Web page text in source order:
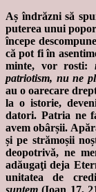
Aș îndrăzni să
puterea unui
începe
că pot fi în
minte, vor rosti:
patriotism, nu ne
au o oarecare
la o istorie,
datori. Patria ne
avem obârșii.
și pe strămoșii
deopotrivă, ne
adăugaţi deja
unitatea de